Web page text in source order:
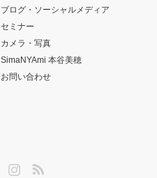
ブログ・ソーシャルメディア
セミナー
カメラ・写真
SimaNYAmi 本谷美穂
お問い合わせ